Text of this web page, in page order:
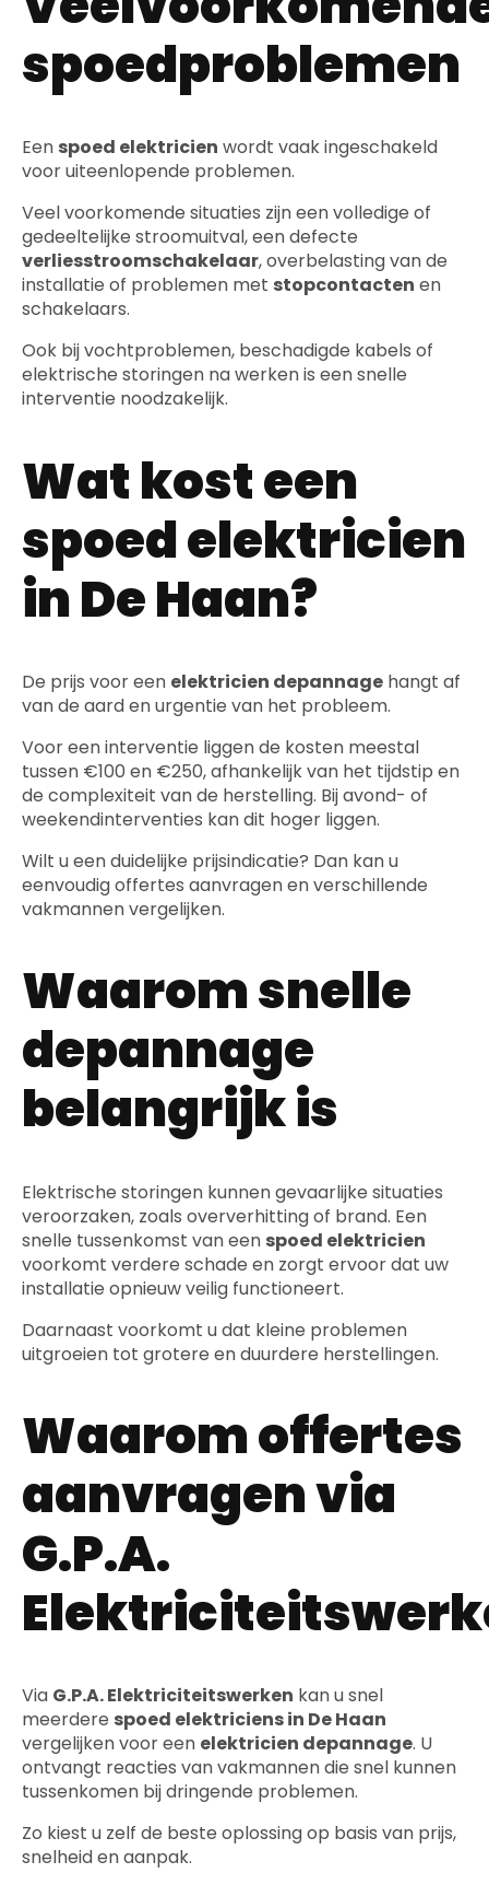
spoedproblemen
Een spoed elektricien wordt vaak ingeschakeld
voor uiteenlopende problemen.
Veel voorkomende situaties zijn een volledige of
gedeeltelijke stroomuitval, een defecte
verliesstroomschakelaar, overbelasting van de
installatie of problemen met stopcontacten en
schakelaars.
Ook bij vochtproblemen, beschadigde kabels of
elektrische storingen na werken is een snelle
interventie noodzakelijk.
Wat kost een
spoed elektricien
in De Haan?
De prijs voor een elektricien depannage hangt af
van de aard en urgentie van het probleem.
Voor een interventie liggen de kosten meestal
tussen €100 en €250, afhankelijk van het tijdstip en
de complexiteit van de herstelling. Bij avond- of
weekendinterventies kan dit hoger liggen.
Wilt u een duidelijke prijsindicatie? Dan kan u
eenvoudig offertes aanvragen en verschillende
vakmannen vergelijken.
Waarom snelle
depannage
belangrijk is
Elektrische storingen kunnen gevaarlijke situaties
veroorzaken, zoals oververhitting of brand. Een
snelle tussenkomst van een spoed elektricien
voorkomt verdere schade en zorgt ervoor dat uw
installatie opnieuw veilig functioneert.
Daarnaast voorkomt u dat kleine problemen
uitgroeien tot grotere en duurdere herstellingen.
Waarom offertes
aanvragen via
G.P.A.
Via G.P.A. Elektriciteitswerken kan u snel
meerdere spoed elektriciens in De Haan
vergelijken voor een elektricien depannage. U
ontvangt reacties van vakmannen die snel kunnen
tussenkomen bij dringende problemen.
Zo kiest u zelf de beste oplossing op basis van prijs,
snelheid en aanpak.